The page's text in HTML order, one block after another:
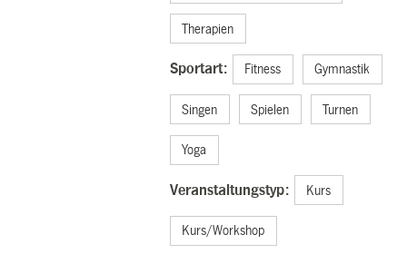
Therapien
Sportart: Fitness Gymnastik
Singen Spielen Turnen
Yoga
Veranstaltungstyp: Kurs
Kurs/Workshop